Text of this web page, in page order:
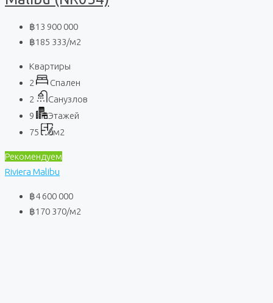
฿13 900 000
฿185 333/м2
Квартиры
2
Спален
2
Санузлов
9
Этажей
75
м2
Рекомендуем
Riviera Malibu
฿4 600 000
฿170 370/м2